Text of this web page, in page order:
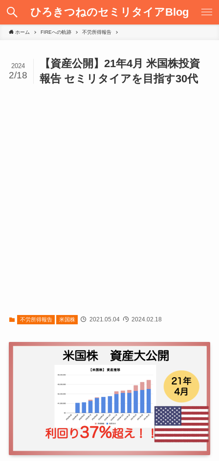
ひろきつねのセミリタイアBlog
ホーム FIREへの軌跡 不労所得報告
【資産公開】21年4月 米国株投資
報告 セミリタイアを目指す30代
2024
2/18
不労所得報告 米国株 2021.05.04 2024.02.18